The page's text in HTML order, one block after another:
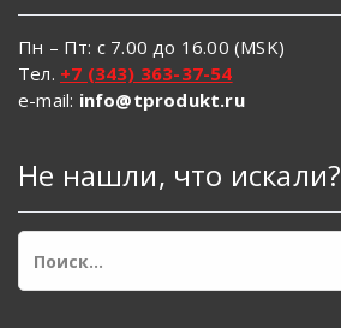
Пн – Пт: с 7.00 до 16.00 (MSK)
Тел. +7 (343) 363-37-54
e-mail: info@tprodukt.ru
Не нашли, что искали?
Найти: